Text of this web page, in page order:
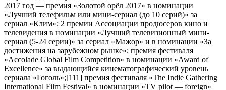
2017 год — премия «Золотой орёл 2017» в номинации
«Лучший телефильм или мини-сериал (до 10 серий)» за
сериал «Клим»; 2 премии Ассоциации продюсеров кино и
телевидения в номинации «Лучший телевизионный мини-
сериал (5-24 серии)» за сериал «Мажор» и в номинации «За
достижения на зарубежном рынке»; премия фестиваля
«Accolade Global Film Competition» в номинации «Award of
Excellence» за выдающийся кинематографический уровень
сериала «Гоголь»;[111] премия фестиваля «The Indie Gathering
International Film Festival» в номинации «TV pilot — foreign»